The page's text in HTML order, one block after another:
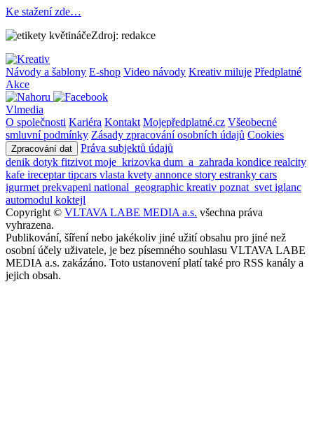
Ke stažení zde…
Zdroj: redakce
Návody a šablony E-shop Video návody Kreativ miluje Předplatné
Akce
Vlmedia
O společnosti Kariéra Kontakt Mojepředplatné.cz Všeobecné
smluvní podmínky Zásady zpracování osobních údajů Cookies
Zpracování dat
Práva subjektů údajů
denik dotyk fitzivot moje_krizovka dum_a_zahrada kondice realcity
kafe ireceptartipcars vlasta kvety annonce story estranky cars
igurmet prekvapeni national_geographic kreativ poznat_svet iglanc
automodul koktejl
Copyright © VLTAVA LABE MEDIA a.s. všechna práva
vyhrazena.
Publikování, šíření nebo jakékoliv jiné užití obsahu pro jiné než
osobní účely uživatele, je bez písemného souhlasu VLTAVA LABE
MEDIA a.s. zakázáno. Toto ustanovení platí také pro RSS kanály a
jejich obsah.